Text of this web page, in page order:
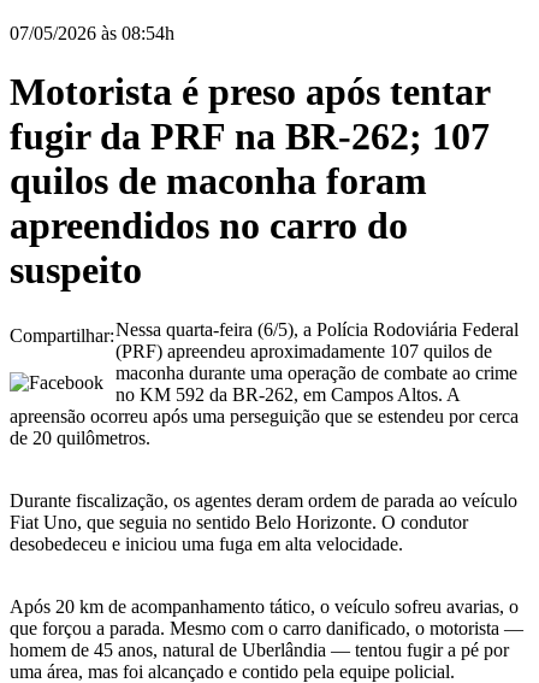
07/05/2026 às 08:54h
Motorista é preso após tentar
fugir da PRF na BR-262; 107
quilos de maconha foram
apreendidos no carro do
suspeito
Compartilhar:Nessa quarta-feira (6/5), a Polícia Rodoviária Federal
(PRF) apreendeu aproximadamente 107 quilos de
maconha durante uma operação de combate ao crime
no KM 592 da BR-262, em Campos Altos. A
apreensão ocorreu após uma perseguição que se estendeu por cerca
de 20 quilômetros.
Durante fiscalização, os agentes deram ordem de parada ao veículo
Fiat Uno, que seguia no sentido Belo Horizonte. O condutor
desobedeceu e iniciou uma fuga em alta velocidade.
Após 20 km de acompanhamento tático, o veículo sofreu avarias, o
que forçou a parada. Mesmo com o carro danificado, o motorista —
homem de 45 anos, natural de Uberlândia — tentou fugir a pé por
uma área, mas foi alcançado e contido pela equipe policial.